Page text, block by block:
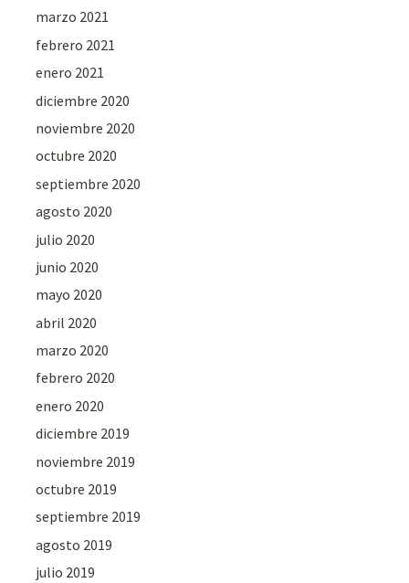
marzo 2021
febrero 2021
enero 2021
diciembre 2020
noviembre 2020
octubre 2020
septiembre 2020
agosto 2020
julio 2020
junio 2020
mayo 2020
abril 2020
marzo 2020
febrero 2020
enero 2020
diciembre 2019
noviembre 2019
octubre 2019
septiembre 2019
agosto 2019
julio 2019